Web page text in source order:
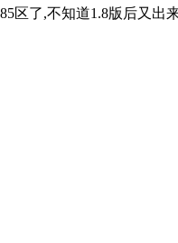
了,不知道1.8版后又出